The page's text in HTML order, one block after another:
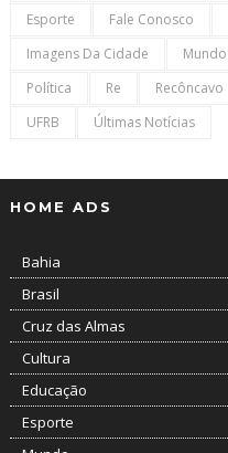
Esporte
Fale Conosco
Imagens Da Cidade
Mundo
Política
Re Recôncavo
UFRB
Últimas Notícias
HOME ADS
Bahia
Brasil
Cruz das Almas
Cultura
Educação
Esporte